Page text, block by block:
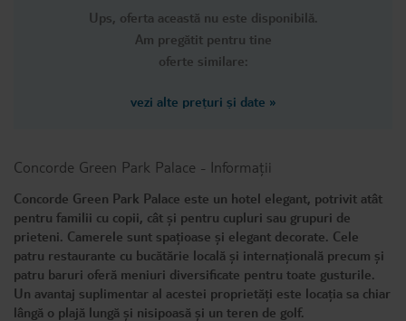
Ups, oferta această nu este disponibilă.
Am pregătit pentru tine
oferte similare:
vezi alte prețuri și date »
Concorde Green Park Palace - Informații
Concorde Green Park Palace este un hotel elegant, potrivit atât
pentru familii cu copii, cât și pentru cupluri sau grupuri de
prieteni. Camerele sunt spațioase și elegant decorate. Cele
patru restaurante cu bucătărie locală și internațională precum și
patru baruri oferă meniuri diversificate pentru toate gusturile.
Un avantaj suplimentar al acestei proprietăți este locația sa chiar
lângă o plajă lungă și nisipoasă și un teren de golf.